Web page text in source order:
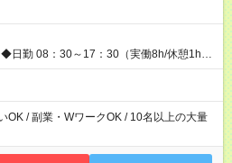
します！ 業者さんと協力し合って、早く
格応援手当・隊長手
員雇用までのキャリアアップを楽しめ
るスキームをご用意しております☆ 【試用期間】試用期間なし
日勤 08：30～17：30（実働8h/休憩1h）
：30（実働8h/休憩1h） ※勤務地により勤
◆希望のシフトで働ける！ 希望の勤務日
仕事もございます
OK / 副業・WワークOK / 10名以上の大量